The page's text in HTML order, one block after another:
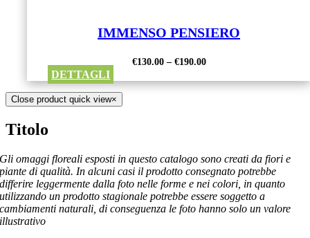
IMMENSO PENSIERO
€130.00– €190.00
DETTAGLI
Close product quick view×
Titolo
Gli omaggi floreali esposti in questo catalogo sono creati da fiori e
piante di qualità. In alcuni casi il prodotto consegnato potrebbe
differire leggermente dalla foto nelle forme e nei colori, in quanto
utilizzando un prodotto stagionale potrebbe essere soggetto a
cambiamenti naturali, di conseguenza le foto hanno solo un valore
illustrativo